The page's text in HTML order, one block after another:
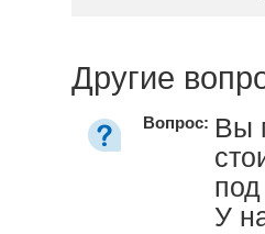
Другие
Вопрос: Вы
У